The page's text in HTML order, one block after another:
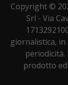
Copyright ©
Srl - Via
giornalistica,
prodotto